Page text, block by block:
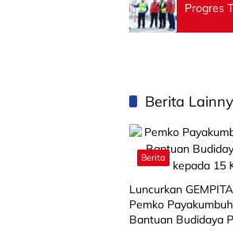
Progres
Berita
Berita
Luncurkan
Pemko
Bantuan Budidaya